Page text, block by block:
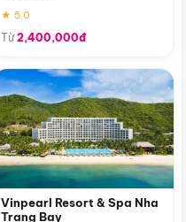
★ 5.0
Từ2,400,000đ
Vinpearl Resort & Spa Nha
Trang Bay